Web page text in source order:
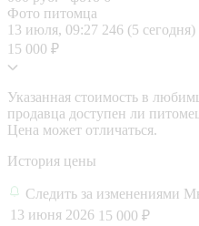
Фото питомца
13 июля, 09:27 246 (5 сегодня)
15 000 ₽
Указанная стоимость в
продавца доступен ли
Цена может отличаться.
История цены
Следить за изменениями
13 июня 2026 15 000 ₽